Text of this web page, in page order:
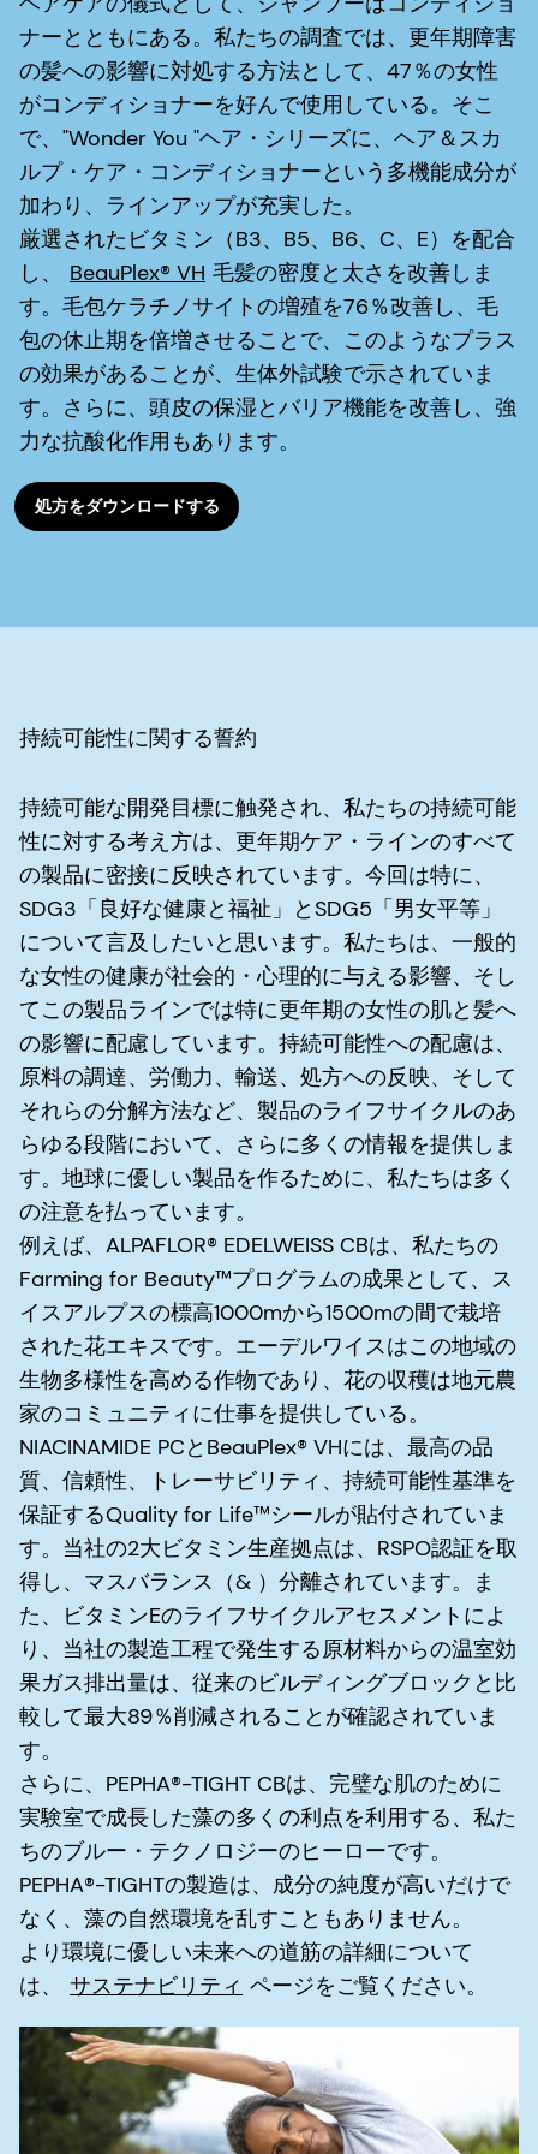
ナーとともにある。私たちの調査では、更年期障害
の髪への影響に対処する方法として、47％の女性
がコンディショナーを好んで使用している。そこ
で、"Wonder You "ヘア・シリーズに、ヘア＆スカ
ルプ・ケア・コンディショナーという多機能成分が
加わり、ラインアップが充実した。
厳選されたビタミン（B3、B5、B6、C、E）を配合
し、 BeauPlex® VH 毛髪の密度と太さを改善しま
す。毛包ケラチノサイトの増殖を76％改善し、毛
包の休止期を倍増させることで、このようなプラス
の効果があることが、生体外試験で示されていま
す。さらに、頭皮の保湿とバリア機能を改善し、強
力な抗酸化作用もあります。
処方をダウンロードする
持続可能性に関する誓約
持続可能な開発目標に触発され、私たちの持続可能
性に対する考え方は、更年期ケア・ラインのすべて
の製品に密接に反映されています。今回は特に、
SDG3「良好な健康と福祉」とSDG5「男女平等」
について言及したいと思います。私たちは、一般的
な女性の健康が社会的・心理的に与える影響、そし
てこの製品ラインでは特に更年期の女性の肌と髪へ
の影響に配慮しています。持続可能性への配慮は、
原料の調達、労働力、輸送、処方への反映、そして
それらの分解方法など、製品のライフサイクルのあ
らゆる段階において、さらに多くの情報を提供しま
す。地球に優しい製品を作るために、私たちは多く
の注意を払っています。
例えば、ALPAFLOR® EDELWEISS CBは、私たちの
Farming for Beauty™プログラムの成果として、ス
イスアルプスの標高1000mから1500mの間で栽培
された花エキスです。エーデルワイスはこの地域の
生物多様性を高める作物であり、花の収穫は地元農
家のコミュニティに仕事を提供している。
NIACINAMIDE PCとBeauPlex® VHには、最高の品
質、信頼性、トレーサビリティ、持続可能性基準を
保証するQuality for Life™シールが貼付されていま
す。当社の2大ビタミン生産拠点は、RSPO認証を取
得し、マスバランス（& ）分離されています。ま
た、ビタミンEのライフサイクルアセスメントによ
り、当社の製造工程で発生する原材料からの温室効
果ガス排出量は、従来のビルディングブロックと比
較して最大89％削減されることが確認されていま
す。
さらに、PEPHA®-TIGHT CBは、完璧な肌のために
実験室で成長した藻の多くの利点を利用する、私た
ちのブルー・テクノロジーのヒーローです。
PEPHA®-TIGHTの製造は、成分の純度が高いだけで
なく、藻の自然環境を乱すこともありません。
より環境に優しい未来への道筋の詳細について
は、 サステナビリティ ページをご覧ください。